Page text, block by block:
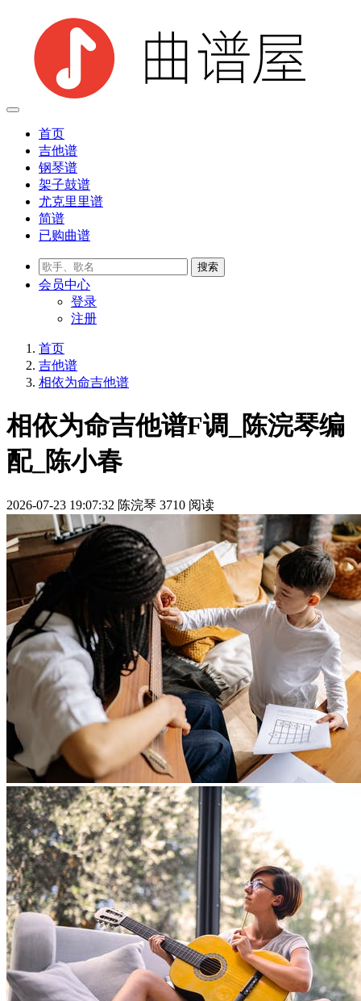
首页
吉他谱
钢琴谱
架子鼓谱
尤克里里谱
简谱
已购曲谱
会员中心
登录
注册
首页
吉他谱
相依为命吉他谱
相依为命吉他谱F调_陈浣琴编
配_陈小春
2026-07-23 19:07:32 陈浣琴 3710 阅读